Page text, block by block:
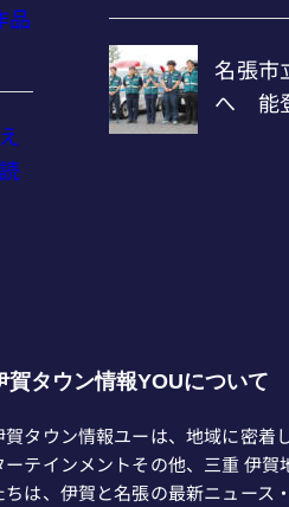
品
賀タウン情報YOUについて
賀タウン情報ユーは、地域に密着
ーテインメントその他、三重 伊
ちは、伊賀と名張の最新ニュース